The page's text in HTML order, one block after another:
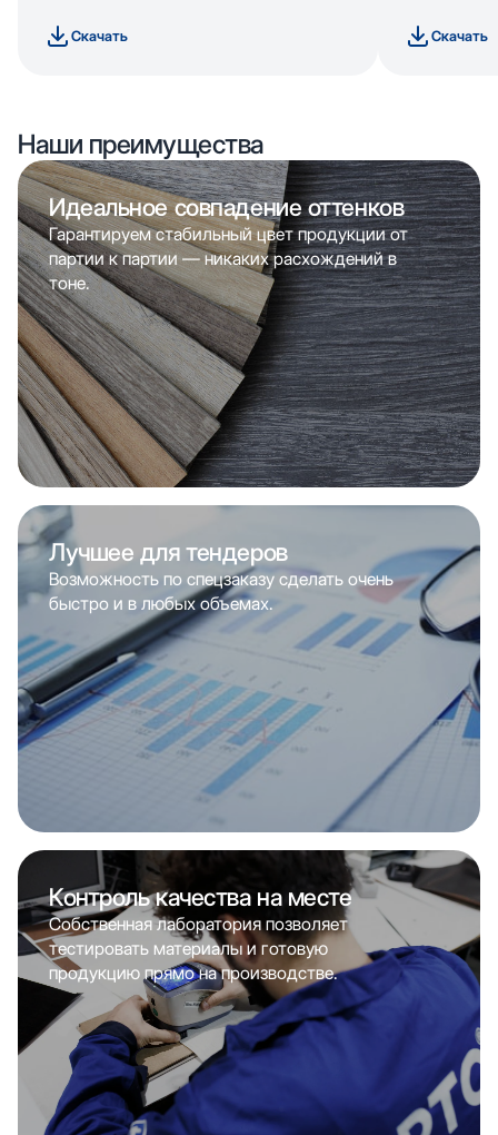
Скачать Скачать
Наши преимущества
Идеальное совпадение оттенков
Гарантируем стабильный цвет продукции от
партии к партии — никаких расхождений в
тоне.
Лучшее для тендеров
Возможность по спецзаказу сделать очень
быстро и в любых объемах.
Контроль качества на месте
Собственная лаборатория позволяет
тестировать материалы и готовую
продукцию прямо на производстве.